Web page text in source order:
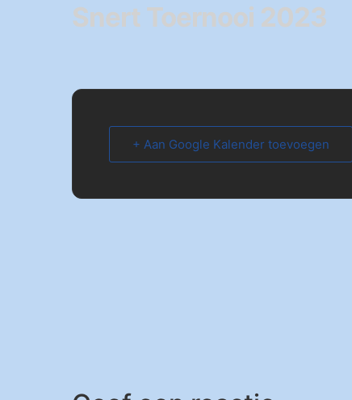
Snert Toernooi 2023
+ Aan Google Kalender toevoegen